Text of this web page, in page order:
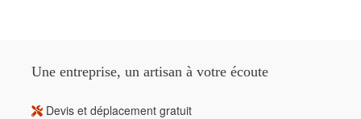
Une entreprise, un artisan à votre écoute
Devis et déplacement gratuit